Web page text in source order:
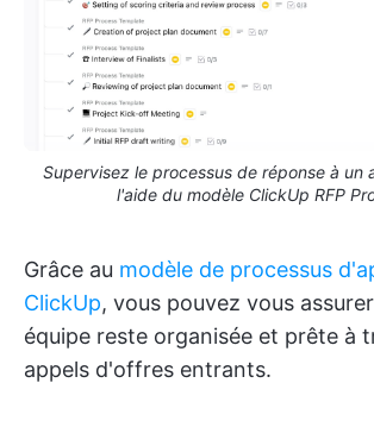
Supervisez le processus de réponse à un
l'aide du modèle ClickUp RFP
Grâce au modèle de processus
ClickUp, vous pouvez vous
équipe reste organisée et prête à
appels d'offres entrants.